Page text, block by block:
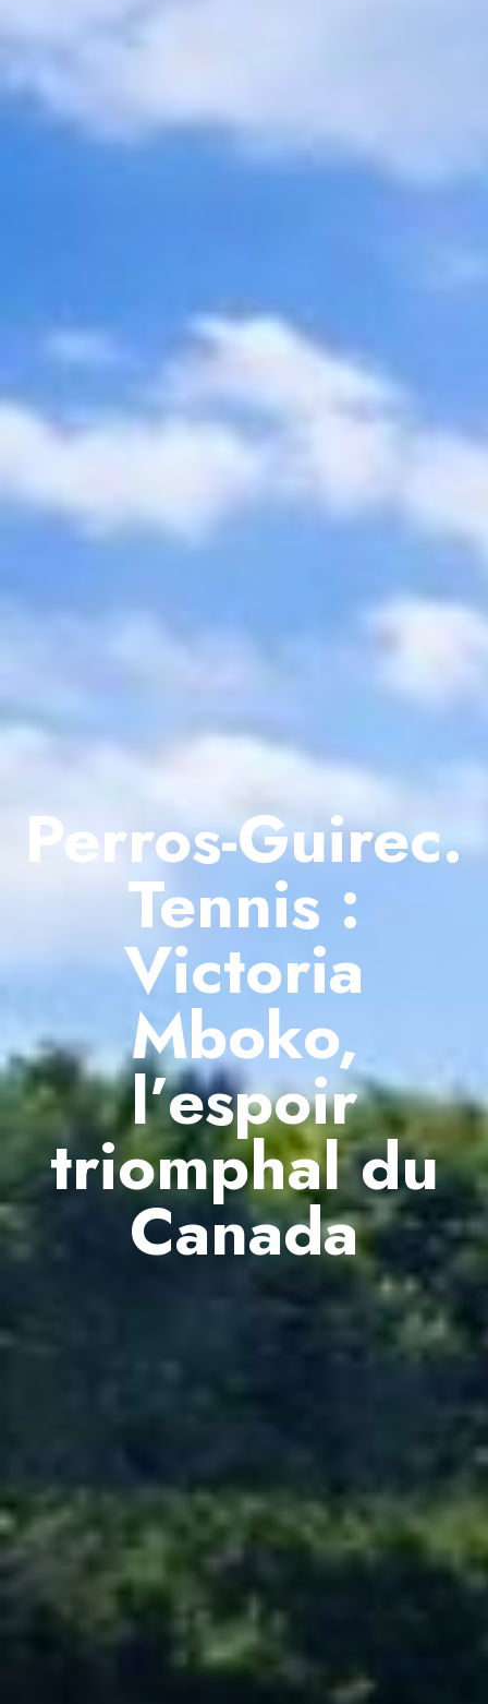
Perros-Guirec.
Tennis :
Victoria
Mboko,
l’espoir
triomphal du
Canada